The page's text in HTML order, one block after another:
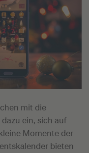
mit die
ein, sich auf
Momente der
bieten